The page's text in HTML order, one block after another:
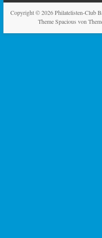
Copyright © 2026Philatelisten-Club
ThemeSpacious von